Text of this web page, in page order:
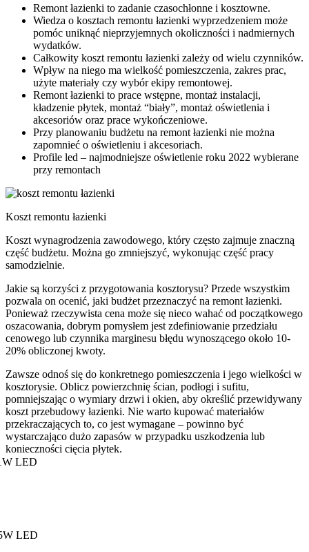
Remont łazienki to zadanie czasochłonne i kosztowne.
Wiedza o kosztach remontu łazienki wyprzedzeniem może
pomóc uniknąć nieprzyjemnych okoliczności i nadmiernych
wydatków.
Całkowity koszt remontu łazienki zależy od wielu czynników.
Wpływ na niego ma wielkość pomieszczenia, zakres prac,
użyte materiały czy wybór ekipy remontowej.
Remont łazienki to prace wstępne, montaż instalacji,
kładzenie płytek, montaż “biały”, montaż oświetlenia i
akcesoriów oraz prace wykończeniowe.
Przy planowaniu budżetu na remont łazienki nie można
zapomnieć o oświetleniu i akcesoriach.
Profile led – najmodniejsze oświetlenie roku 2022 wybierane
przy remontach
Koszt remontu łazienki
Koszt wynagrodzenia zawodowego, który często zajmuje znaczną
część budżetu. Można go zmniejszyć, wykonując część pracy
samodzielnie.
Jakie są korzyści z przygotowania kosztorysu? Przede wszystkim
pozwala on ocenić, jaki budżet przeznaczyć na remont łazienki.
Ponieważ rzeczywista cena może się nieco wahać od początkowego
oszacowania, dobrym pomysłem jest zdefiniowanie przedziału
cenowego lub czynnika marginesu błędu wynoszącego około 10-
20% obliczonej kwoty.
Zawsze odnoś się do konkretnego pomieszczenia i jego wielkości w
kosztorysie. Oblicz powierzchnię ścian, podłogi i sufitu,
pomniejszając o wymiary drzwi i okien, aby określić przewidywany
koszt przebudowy łazienki. Nie warto kupować materiałów
przekraczających to, co jest wymagane – powinno być
wystarczająco dużo zapasów w przypadku uszkodzenia lub
konieczności cięcia płytek.
LED
LED